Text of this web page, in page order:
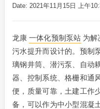
Date: 2021年11月15日 上午
龙康 一体化预制泵站 为解
污水提升而设计的。预制
璃钢井筒、潜污泵、自动
器、控制系统、格栅和通
便，质量可靠，土建工作
备，可以作为中小型混凝